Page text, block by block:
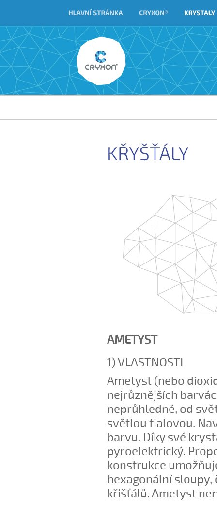
AMETYST
1) VLASTNOSTI
Ametyst (nebo
nejrůznějších
neprůhledné, od
světlou fialovou.
barvu. Díky své
pyroelektrický.
konstrukce
hexagonální
křišťálů. Ametyst